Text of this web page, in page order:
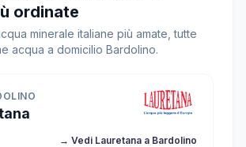
ordinate
minerale italiane più amate, tutte
acqua a domicilio Bardolino.
→ Vedi Lauretana a Bardolino